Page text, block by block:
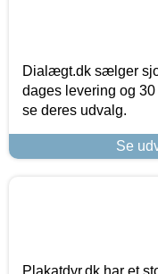
Dialægt.dk sælger
dages levering og
se deres udvalg.
Se
Plakatdyr.dk har et